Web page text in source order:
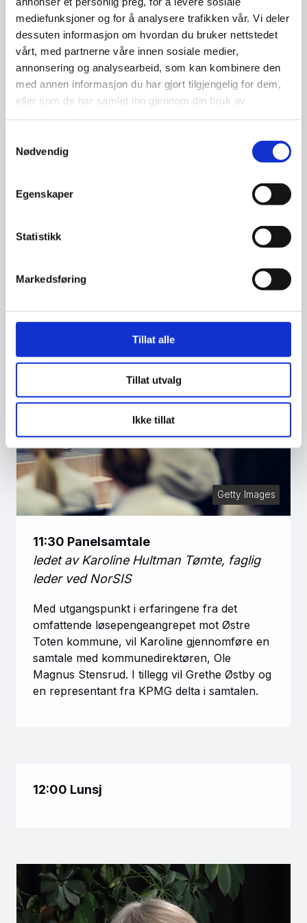
mediefunksjoner og for å analysere trafikken vår. Vi deler
dessuten informasjon om hvordan du bruker nettstedet
vårt, med partnerne våre innen sosiale medier,
annonsering og analysearbeid, som kan kombinere den
med annen informasjon du har gjort tilgjengelig for dem,
eller som de har samlet inn gjennom din bruk av
Nødvendig
Egenskaper
Statistikk
Markedsføring
Tillat alle
Tillat utvalg
Ikke tillat
Grethe Østby fra NTNU komme inn på
hendelseshåndteringen og læringspunkter
som bidra til å styrke alle virksomheters evne
til å kunne håndtere digitale angrep og -
hendelser.
Getty Images
11:30 Panelsamtale
ledet av Karoline Hultman Tømte, faglig
leder ved NorSIS
Med utgangspunkt i erfaringene fra det
omfattende løsepengeangrepet mot Østre
Toten kommune, vil Karoline gjennomføre en
samtale med kommunedirektøren, Ole
Magnus Stensrud. I tillegg vil Grethe Østby og
en representant fra KPMG delta i samtalen.
12:00 Lunsj